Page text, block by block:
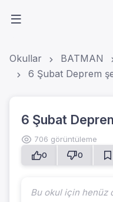
Okullar BATMAN
6 Şubat Deprem
6 Şubat
706 görüntüleme
0
0
Bu okul için henüz